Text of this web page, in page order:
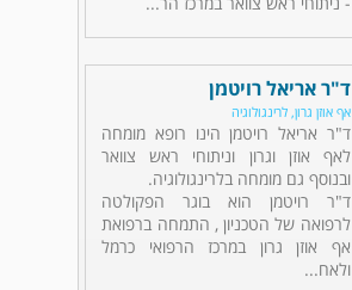
ד"ר אריאל רויטמן
אף אוזן גרון, לרינגולוגיה
ד"ר אריאל רויטמן הינו רופא מומחה
לאף אוזן וגרון וניתוחי ראש צוואר
ובנוסף גם מומחה בלרינגולוגיה.
ד"ר רויטמן הוא בוגר הפקולטה
לרפואה של הטכניון , התמחה ברפואת
אף אוזן גרון במרכז הרפואי כרמל
ולאח...